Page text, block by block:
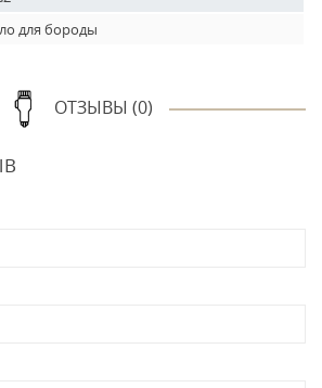
для бороды
ОТЗЫВЫ (0)